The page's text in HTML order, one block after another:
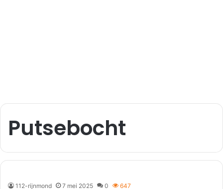
Putsebocht
112-rijnmond 7 mei 2025 0 647